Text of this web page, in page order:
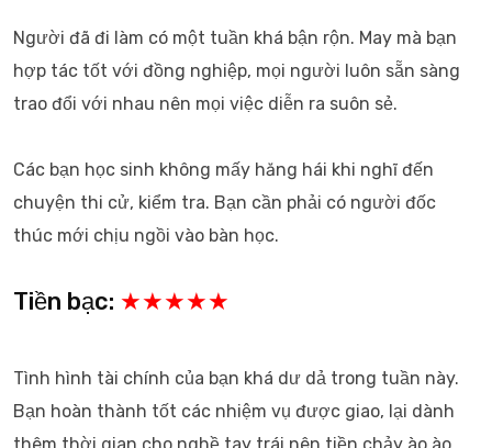
Người đã đi làm có một tuần khá bận rộn. May mà bạn
hợp tác tốt với đồng nghiệp, mọi người luôn sẵn sàng
trao đổi với nhau nên mọi việc diễn ra suôn sẻ.
Các bạn học sinh không mấy hăng hái khi nghĩ đến
chuyện thi cử, kiểm tra. Bạn cần phải có người đốc
thúc mới chịu ngồi vào bàn học.
Tiền bạc: ★★★★★
Tình hình tài chính của bạn khá dư dả trong tuần này.
Bạn hoàn thành tốt các nhiệm vụ được giao, lại dành